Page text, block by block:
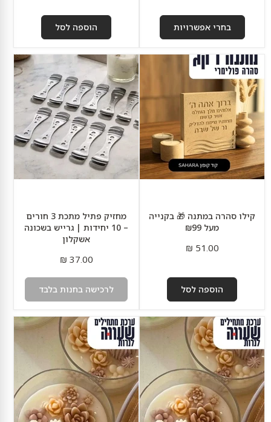
בחרי אפשרויות הוספה לסל
קילו
סהרה
במתנה
🎁
בקנייה
₪99
קילו סהרה במתנה 🎁 בקנייה
מעל ₪99
51.00 ₪
הוספה לסל
מחזיק
פתיל
מתכת
3
חורים
–
10
יחידות
אשקלון
מחזיק פתיל מתכת 3 חורים
– 10 יחידות | גרייש בשכונה
אשקלון
37.00 ₪
לרכישה בחנות בלבד
ערכה
להכנת
נרות
למתקדמות
ערכת
נרות
מעוצבים
–
חוויה
יצירתית
עם
תוצאה
מהממת